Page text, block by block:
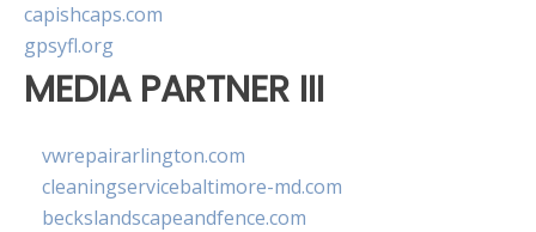
capishcaps.com
gpsyfl.org
MEDIA PARTNER III
vwrepairarlington.com
cleaningservicebaltimore-md.com
beckslandscapeandfence.com